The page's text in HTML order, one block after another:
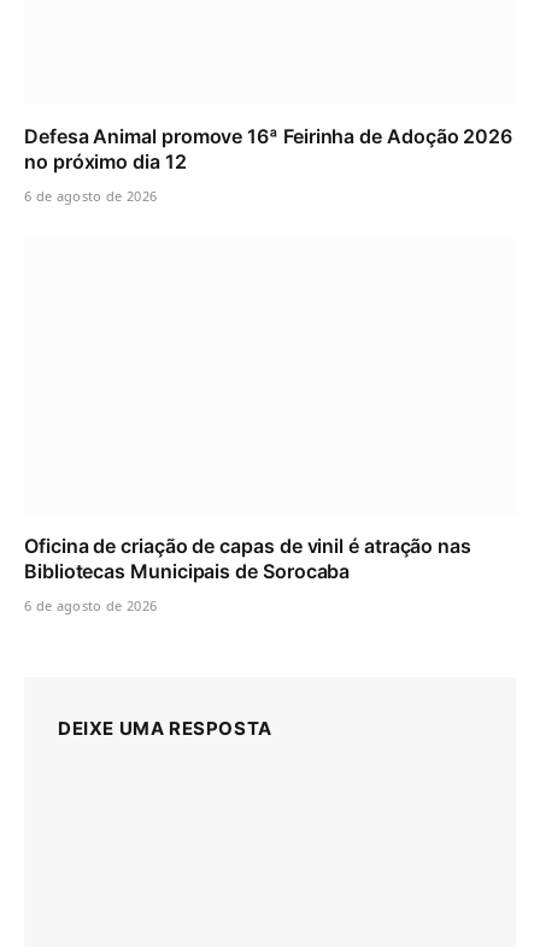
Defesa Animal promove 16ª Feirinha de Adoção 2026
no próximo dia 12
6 de agosto de 2026
Oficina de criação de capas de vinil é atração nas
Bibliotecas Municipais de Sorocaba
6 de agosto de 2026
DEIXE UMA RESPOSTA